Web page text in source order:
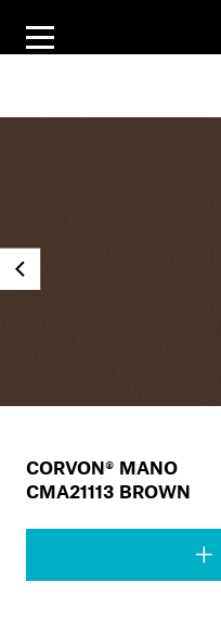
CORVON® MANO
CMA21113 BROWN